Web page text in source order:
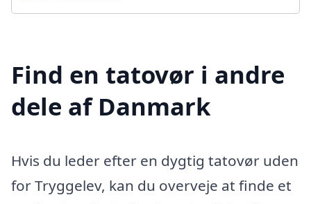
Find en tatovør i andre
dele af Danmark
Hvis du leder efter en dygtig tatovør uden
for Tryggelev, kan du overveje at finde et